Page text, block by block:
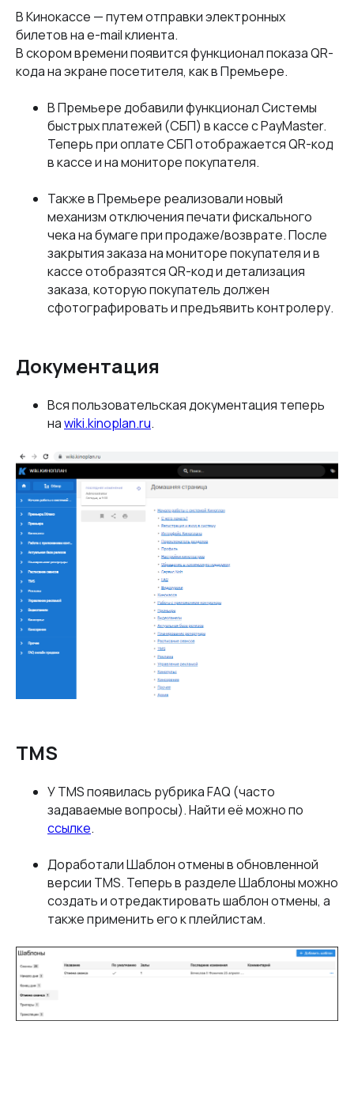
В Кинокассе — путем отправки электронных
билетов на e-mail клиента.
В скором времени появится функционал показа QR-
кода на экране посетителя, как в Премьере.
В Премьере добавили функционал Системы
быстрых платежей (СБП) в кассе с PayMaster.
Теперь при оплате СБП отображается QR-код
в кассе и на мониторе покупателя.
Также в Премьере реализовали новый
механизм отключения печати фискального
чека на бумаге при продаже/возврате. После
закрытия заказа на мониторе покупателя и в
кассе отобразятся QR-код и детализация
заказа, которую покупатель должен
сфотографировать и предъявить контролеру.
Документация
Вся пользовательская документация теперь
наwiki.kinoplan.ru.
TMS
У TMS появилась рубрика FAQ (часто
задаваемые вопросы). Найти её можно по
ссылке.
Доработали Шаблон отмены в обновленной
версии TMS. Теперь в разделе Шаблоны можно
создать и отредактировать шаблон отмены, а
также применить его к плейлистам.